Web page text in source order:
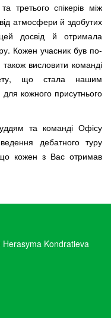
третього спікерів між
атмосфери й здобутих
досвід й отримала
Кожен учасник був по-
висловити команді
що стала нашим
кожного присутнього
та команді Офісу
дебатного туру
кожен з Вас отримав
Kondratieva